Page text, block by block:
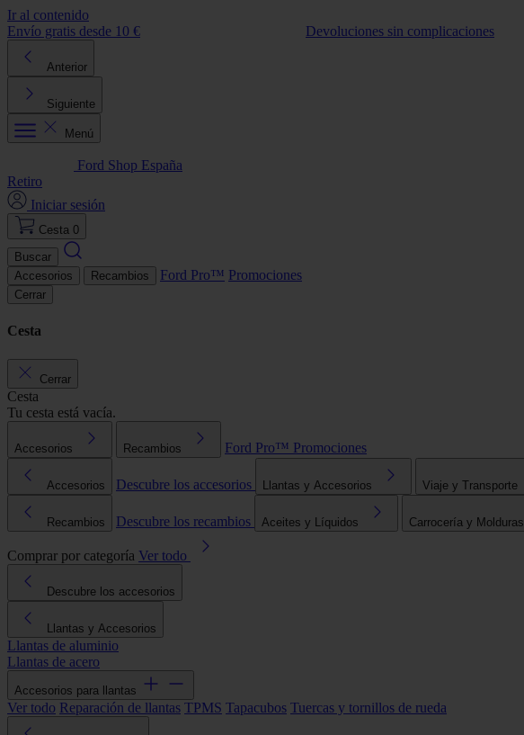
Ir al contenido
Envío gratis desde 10 €
Devoluciones sin complicaciones
Anterior
Siguiente
Menú
Ford Shop España
Retiro
Iniciar sesión
Cesta 0
Buscar
Accesorios
Recambios Ford Pro™ Promociones
Cerrar
Cesta
Cerrar
Cesta
Tu cesta está vacía.
Accesorios Recambios Ford Pro™ Promociones
Accesorios Descubre los accesorios Llantas y Accesorios Viaje y Transporte
Recambios Descubre los recambios Aceites y Líquidos Carrocería y Molduras
Comprar por categoría Ver todo
Descubre los accesorios
Llantas y Accesorios
Llantas de aluminio
Llantas de acero
Accesorios para llantas
Ver todo Reparación de llantas TPMS Tapacubos Tuercas y tornillos de rueda